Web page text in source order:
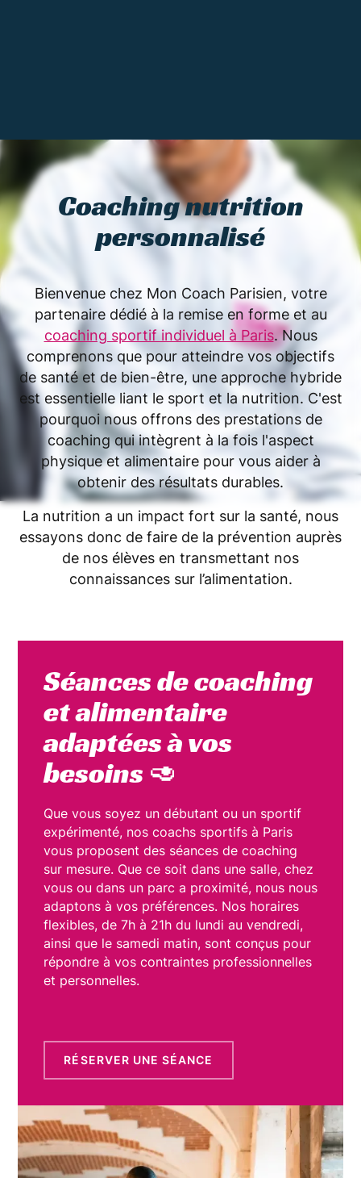
Coaching nutrition
personnalisé
Bienvenue chez Mon Coach Parisien, votre
partenaire dédié à la remise en forme et au
coaching sportif individuel à Paris. Nous
comprenons que pour atteindre vos objectifs
de santé et de bien-être, une approche hybride
est essentielle liant le sport et la nutrition. C'est
pourquoi nous offrons des prestations de
coaching qui intègrent à la fois l'aspect
physique et alimentaire pour vous aider à
obtenir des résultats durables.
La nutrition a un impact fort sur la santé, nous
essayons donc de faire de la prévention auprès
de nos élèves en transmettant nos
connaissances sur l’alimentation.
Séances de coaching
et alimentaire
adaptées à vos
besoins 🥑
Que vous soyez un débutant ou un sportif
expérimenté, nos coachs sportifs à Paris
vous proposent des séances de coaching
sur mesure. Que ce soit dans une salle, chez
vous ou dans un parc a proximité, nous nous
adaptons à vos préférences. Nos horaires
flexibles, de 7h à 21h du lundi au vendredi,
ainsi que le samedi matin, sont conçus pour
répondre à vos contraintes professionnelles
et personnelles.
RÉSERVER UNE SÉANCE